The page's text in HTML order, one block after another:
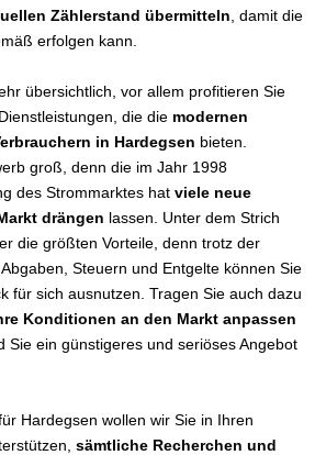
Zählerstand übermitteln , damit die
erfolgen kann.
übersichtlich, vor allem profitieren Sie
die die modernen
in Hardegsen bieten.
groß, denn die im Jahr 1998
des Strommarktes hat viele neue
drängen lassen. Unter dem Strich
die größten Vorteile, denn trotz der
Steuern und Entgelte können Sie
für sich ausnutzen. Tragen Sie auch dazu
Konditionen an den Markt anpassen
Sie ein günstigeres und seriöses Angebot
Hardegsen wollen wir Sie in Ihren
sämtliche Recherchen und